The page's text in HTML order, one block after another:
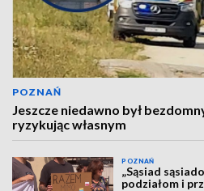
POZNAŃ
Jeszcze niedawno był
ryzykując własnym
POZNAŃ
„Sąsiad
podziałom i